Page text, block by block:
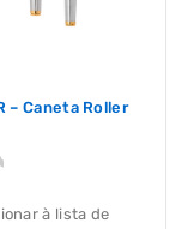
– Caneta Roller
à lista de